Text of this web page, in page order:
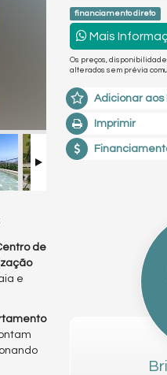
financiamento direto
Mais
Os preços,
alterados sem prévia
Adicionar aos
Imprimir
de
e